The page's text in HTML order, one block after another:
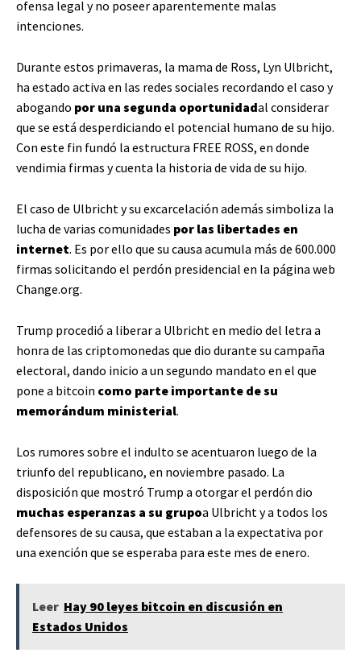
ofensa legal y no poseer aparentemente malas
intenciones.
Durante estos primaveras, la mama de Ross, Lyn Ulbricht,
ha estado activa en las redes sociales recordando el caso y
abogando por una segunda oportunidadal considerar
que se está desperdiciando el potencial humano de su hijo.
Con este fin fundó la estructura FREE ROSS, en donde
vendimia firmas y cuenta la historia de vida de su hijo.
El caso de Ulbricht y su excarcelación además simboliza la
lucha de varias comunidades por las libertades en
internet. Es por ello que su causa acumula más de 600.000
firmas solicitando el perdón presidencial en la página web
Change.org.
Trump procedió a liberar a Ulbricht en medio del letra a
honra de las criptomonedas que dio durante su campaña
electoral, dando inicio a un segundo mandato en el que
pone a bitcoin como parte importante de su
memorándum ministerial.
Los rumores sobre el indulto se acentuaron luego de la
triunfo del republicano, en noviembre pasado. La
disposición que mostró Trump a otorgar el perdón dio
muchas esperanzas a su grupoa Ulbricht y a todos los
defensores de su causa, que estaban a la expectativa por
una exención que se esperaba para este mes de enero.
Leer Hay 90 leyes bitcoin en discusión en
Estados Unidos